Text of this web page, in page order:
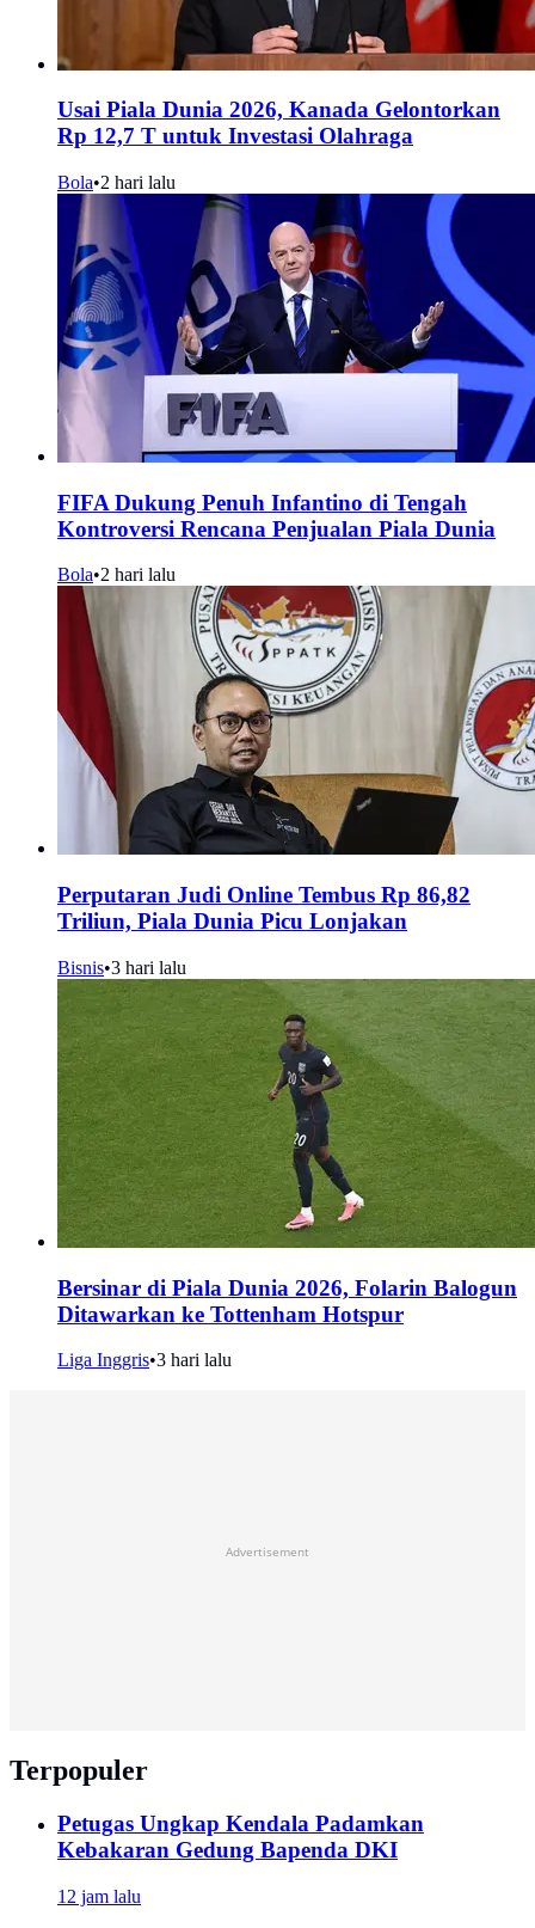
Usai Piala Dunia 2026, Kanada Gelontorkan
Rp 12,7 T untuk Investasi Olahraga
Bola•2 hari lalu
FIFA Dukung Penuh Infantino di Tengah
Kontroversi Rencana Penjualan Piala Dunia
Bola•2 hari lalu
Perputaran Judi Online Tembus Rp 86,82
Triliun, Piala Dunia Picu Lonjakan
Bisnis•3 hari lalu
Bersinar di Piala Dunia 2026, Folarin Balogun
Ditawarkan ke Tottenham Hotspur
Liga Inggris•3 hari lalu
Advertisement
Terpopuler
Petugas Ungkap Kendala Padamkan
Kebakaran Gedung Bapenda DKI
12 jam lalu